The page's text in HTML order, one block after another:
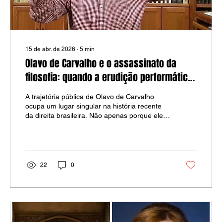
15 de abr. de 2026 ∙ 5 min
Olavo de Carvalho e o assassinato da
filosofia: quando a erudição performática
virou tecnologia de guerra cultural
A trajetória pública de Olavo de Carvalho
ocupa um lugar singular na história recente
da direita brasileira. Não apenas porque ele
liberal-progressista, mas porque transformou
a própria ideia de filosofia em um instrumento
de mobilização ideológica. Sua força não
apresentava: a simplificação agressiva,
22 0